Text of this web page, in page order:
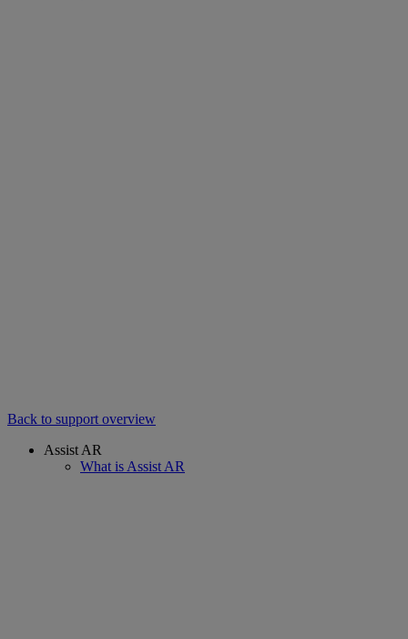
Back to support overview
Assist AR
What is Assist AR